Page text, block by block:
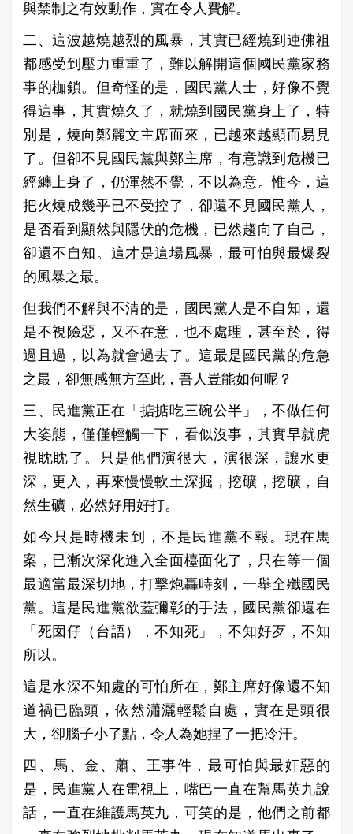
與禁制之有效動作，實在令人費解。
二、這波越燒越烈的風暴，其實已經燒到連佛祖
都感受到壓力重重了，難以解開這個國民黨家務
事的枷鎖。但奇怪的是，國民黨人士，好像不覺
得這事，其實燒久了，就燒到國民黨身上了，特
別是，燒向鄭麗文主席而來，已越來越顯而易見
了。但卻不見國民黨與鄭主席，有意識到危機已
經纏上身了，仍渾然不覺，不以為意。惟今，這
把火燒成幾乎已不受控了，卻還不見國民黨人，
是否看到顯然與隱伏的危機，已然趨向了自己，
卻還不自知。這才是這場風暴，最可怕與最爆裂
的風暴之最。
但我們不解與不清的是，國民黨人是不自知，還
是不視險惡，又不在意，也不處理，甚至於，得
過且過，以為就會過去了。這最是國民黨的危急
之最，卻無感無方至此，吾人豈能如何呢？
三、民進黨正在「掂掂吃三碗公半」，不做任何
大姿態，僅僅輕觸一下，看似沒事，其實早就虎
視眈眈了。只是他們演很大，演很深，讓水更
深，更入，再來慢慢軟土深掘，挖礦，挖礦，自
然生礦，必然好用好打。
如今只是時機未到，不是民進黨不報。現在馬
案，已漸次深化進入全面檯面化了，只在等一個
最適當最深切地，打擊炮轟時刻，一舉全殲國民
黨。這是民進黨欲蓋彌彰的手法，國民黨卻還在
「死囡仔（台語），不知死」，不知好歹，不知
所以。
這是水深不知處的可怕所在，鄭主席好像還不知
道禍已臨頭，依然瀟灑輕鬆自處，實在是頭很
大，卻腦子小了點，令人為她捏了一把冷汗。
四、馬、金、蕭、王事件，最可怕與最奸惡的
是，民進黨人在電視上，嘴巴一直在幫馬英九說
話，一直在維護馬英九，可笑的是，他們之前都